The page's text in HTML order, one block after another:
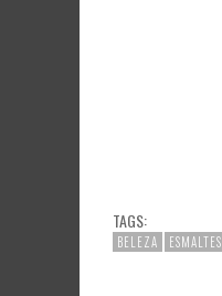
TAGS:
BELEZA ESMALTES